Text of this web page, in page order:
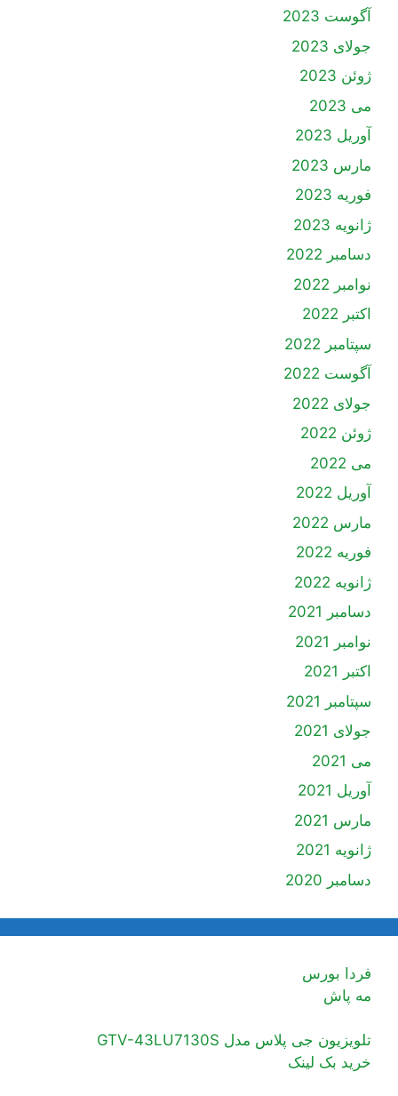
آگوست 2023
جولای 2023
ژوئن 2023
می 2023
آوریل 2023
مارس 2023
فوریه 2023
ژانویه 2023
دسامبر 2022
نوامبر 2022
اکتبر 2022
سپتامبر 2022
آگوست 2022
جولای 2022
ژوئن 2022
می 2022
آوریل 2022
مارس 2022
فوریه 2022
ژانویه 2022
دسامبر 2021
نوامبر 2021
اکتبر 2021
سپتامبر 2021
جولای 2021
می 2021
آوریل 2021
مارس 2021
ژانویه 2021
دسامبر 2020
فردا بورس
مه پاش
تلویزیون جی پلاس مدل GTV-43LU7130S
خرید بک لینک